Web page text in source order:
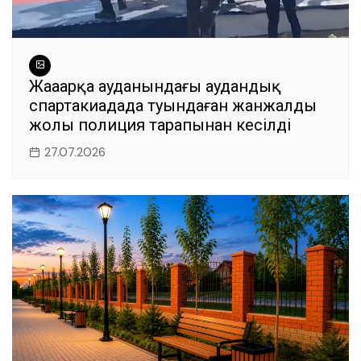
Жаңаарқа ауданындағы аудандық
спартакиадада туындаған жанжалдың
жолы полиция тарапынан кесілді
27.07.2026